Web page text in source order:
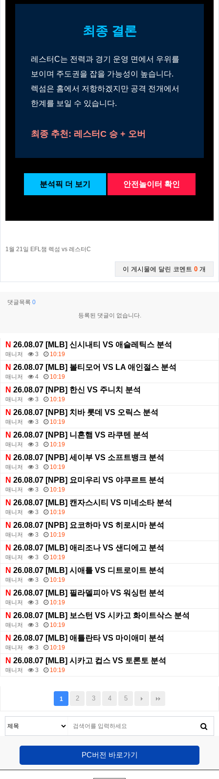
최종 결론
레스터C는 전력과 경기 운영 면에서 우위를
보이며 주도권을 잡을 가능성이 높습니다.
렉섬은 홈에서 저항하겠지만 공격 전개에서
한계를 보일 수 있습니다.
최종 추천: 레스터C 승 + 오버
분석픽 더 보기 안전놀이터 확인
1월 21일 EFL챔 렉섬 vs 레스터C
이 게시물에 달린 코멘트 0 개
댓글목록 0
등록된 댓글이 없습니다.
N 26.08.07 [MLB] 신시내티 VS 애슬레틱스 분석
매니저 3 10:19
N 26.08.07 [MLB] 볼티모어 VS LA 애인절스 분석
매니저 4 10:19
N 26.08.07 [NPB] 한신 VS 주니치 분석
매니저 3 10:19
N 26.08.07 [NPB] 치바 롯데 VS 오릭스 분석
매니저 3 10:19
N 26.08.07 [NPB] 니혼햄 VS 라쿠텐 분석
매니저 3 10:19
N 26.08.07 [NPB] 세이부 VS 소프트뱅크 분석
매니저 3 10:19
N 26.08.07 [NPB] 요미우리 VS 야쿠르트 분석
매니저 3 10:19
N 26.08.07 [MLB] 캔자스시티 VS 미네소타 분석
매니저 3 10:19
N 26.08.07 [NPB] 요코하마 VS 히로시마 분석
매니저 3 10:19
N 26.08.07 [MLB] 애리조나 VS 샌디에고 분석
매니저 3 10:19
N 26.08.07 [MLB] 시애틀 VS 디트로이트 분석
매니저 3 10:19
N 26.08.07 [MLB] 필라델피아 VS 워싱턴 분석
매니저 3 10:19
N 26.08.07 [MLB] 보스턴 VS 시카고 화이트삭스 분석
매니저 3 10:19
N 26.08.07 [MLB] 애틀란타 VS 마이애미 분석
매니저 3 10:19
N 26.08.07 [MLB] 시카고 컵스 VS 토론토 분석
매니저 3 10:19
1 2 3 4 5
PC버전 바로가기